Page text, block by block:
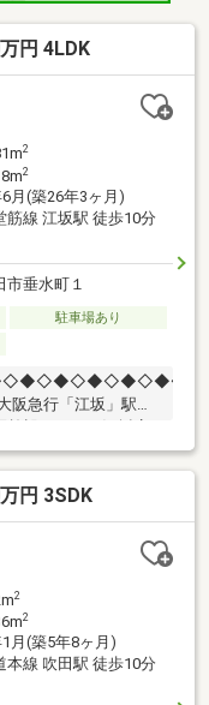
円 4LDK
2
2
月(築26年3ヶ月)
筋線 江坂駅 徒歩10分
市垂水町１
駐車場あり
急行「江坂」駅徒
店まで約790ｍ（徒
で約430ｍ（徒歩6
円 3SDK
2
2
月(築5年8ヶ月)
本線 吹田駅 徒歩10分